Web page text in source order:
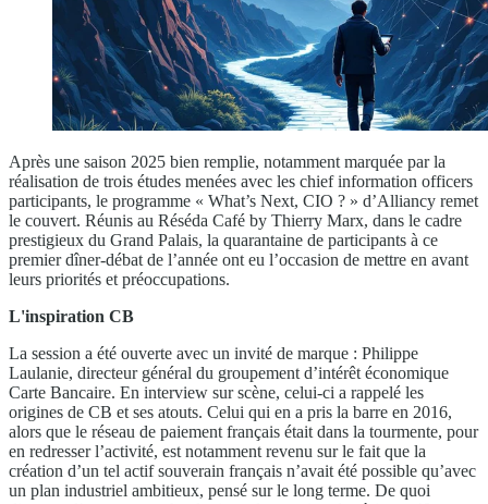
Après une saison 2025 bien remplie, notamment marquée par la
réalisation de trois études menées avec les chief information officers
participants, le programme « What’s Next, CIO ? » d’Alliancy remet
le couvert. Réunis au Réséda Café by Thierry Marx, dans le cadre
prestigieux du Grand Palais, la quarantaine de participants à ce
premier dîner-débat de l’année ont eu l’occasion de mettre en avant
leurs priorités et préoccupations.
L'inspiration CB
La session a été ouverte avec un invité de marque : Philippe
Laulanie, directeur général du groupement d’intérêt économique
Carte Bancaire. En interview sur scène, celui-ci a rappelé les
origines de CB et ses atouts. Celui qui en a pris la barre en 2016,
alors que le réseau de paiement français était dans la tourmente, pour
en redresser l’activité, est notamment revenu sur le fait que la
création d’un tel actif souverain français n’avait été possible qu’avec
un plan industriel ambitieux, pensé sur le long terme. De quoi